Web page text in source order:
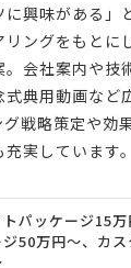
興味がある」
ングをもとに
会社案内や技
典用動画など
戦略策定や効
実しています。
トパッケージ15
50万円〜、カ